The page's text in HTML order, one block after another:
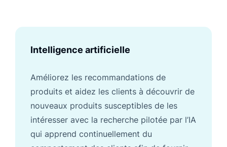
Intelligence artificielle
Améliorez les recommandations de
produits et aidez les clients à découvrir de
nouveaux produits susceptibles de les
intéresser avec la recherche pilotée par l’IA
qui apprend continuellement du